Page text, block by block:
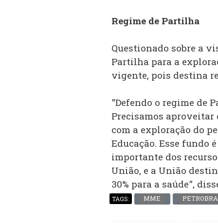
Regime de Partilha
Questionado sobre a
Partilha para a
vigente, pois destina
"Defendo o regime de
Precisamos aproveitar
com a exploração do
Educação. Esse fundo
importante dos
União, e a União
30% para a saúde",
TAGS: MME